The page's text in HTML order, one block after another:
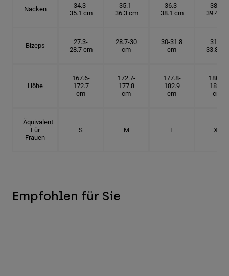
Nacken
34.3-
35.1 cm
35.1-
36.3 cm
36.3-
38.1 cm
38.1-
39.4 cm
Bizeps
27.3-
28.7 cm
28.7-30
cm
30-31.8
cm
31.8-
33.8 cm
Höhe
167.6-
172.7
cm
172.7-
177.8
cm
177.8-
182.9
cm
180.3-
185.5
cm
Äquivalent
Für
Frauen
S M L XL
Empfohlen für Sie